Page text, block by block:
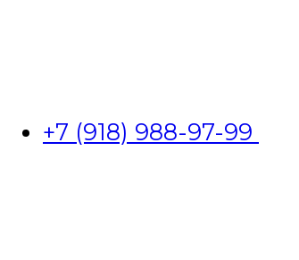
+7 (918) 988-97-99